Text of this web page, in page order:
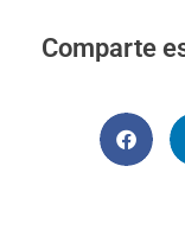
Comparte